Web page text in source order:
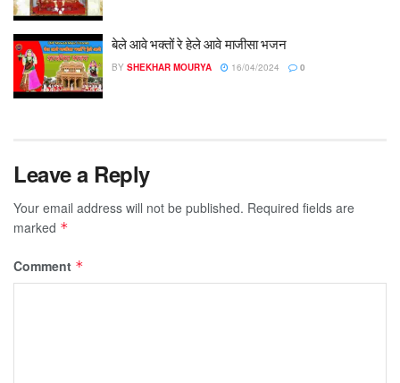
बेले आवे भक्तों रे हेले आवे माजीसा भजन
BY SHEKHAR MOURYA 16/04/2024 0
Leave a Reply
Your email address will not be published. Required fields are
marked *
Comment *